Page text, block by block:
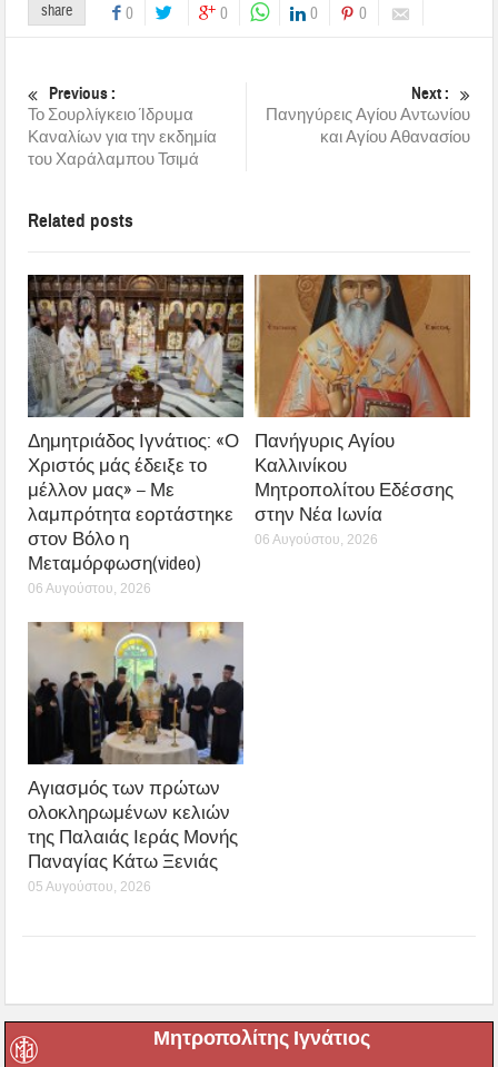
share 0 0 0 0
Previous :
Το Σουρλίγκειο Ίδρυμα
Καναλίων για την εκδημία
του Χαράλαμπου Τσιμά
Next :
Πανηγύρεις Αγίου Αντωνίου
και Αγίου Αθανασίου
Related posts
Δημητριάδος Ιγνάτιος: «Ο
Χριστός μάς έδειξε το
μέλλον μας» – Με
λαμπρότητα εορτάστηκε
στον Βόλο η
Μεταμόρφωση(video)
06 Αυγούστου, 2026
Πανήγυρις Αγίου
Καλλινίκου
Μητροπολίτου Εδέσσης
στην Νέα Ιωνία
06 Αυγούστου, 2026
Αγιασμός των πρώτων
ολοκληρωμένων κελιών
της Παλαιάς Ιεράς Μονής
Παναγίας Κάτω Ξενιάς
05 Αυγούστου, 2026
Μητροπολίτης Ιγνάτιος